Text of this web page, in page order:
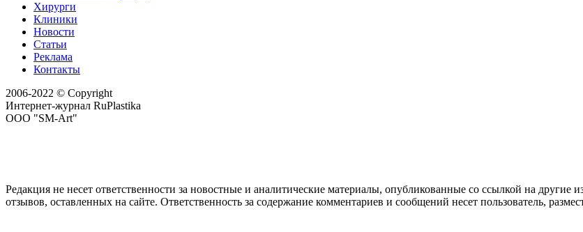
Хирурги
Клиники
Новости
Статьи
Реклама
Контакты
2006-2022 © Copyright
Интернет-журнал RuPlastika
ООО "SM-Art"
Редакция не несет ответственности за новостные и аналитические материалы, опубликованные со ссылкой на другие
отзывов, оставленных на сайте. Ответственность за содержание комментариев и сообщений несет пользователь,